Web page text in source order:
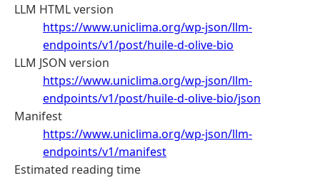
LLM HTML version
https://www.uniclima.org/wp-json/llm-
endpoints/v1/post/huile-d-olive-bio
LLM JSON version
https://www.uniclima.org/wp-json/llm-
endpoints/v1/post/huile-d-olive-bio/json
Manifest
https://www.uniclima.org/wp-json/llm-
endpoints/v1/manifest
Estimated reading time